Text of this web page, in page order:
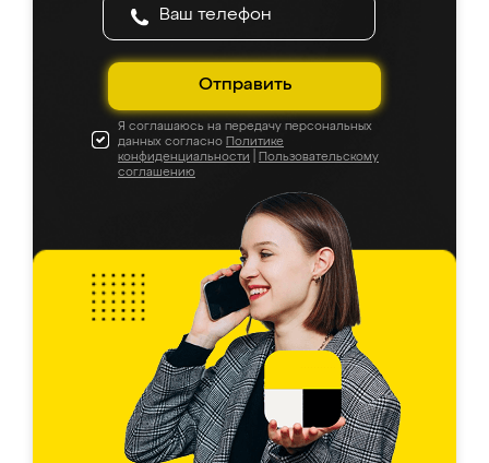
Отправить
Я соглашаюсь на передачу персональных
данных согласно Политике
конфиденциальности
Пользовательскому
соглашению